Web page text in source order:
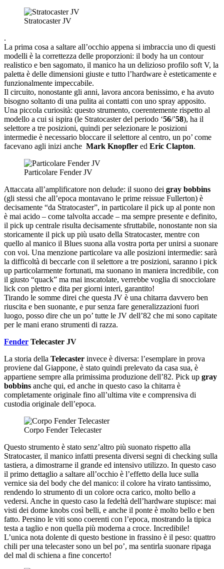
Stratocaster JV
.
La prima cosa a saltare all’occhio appena si imbraccia uno di questi
modelli è la correttezza delle proporzioni: il body ha un contour
realistico e ben sagomato, il manico ha un delizioso profilo soft V, la
paletta è delle dimensioni giuste e tutto l’hardware è esteticamente e
funzionalmente impeccabile.
Il circuito, nonostante gli anni, lavora ancora benissimo, e ha avuto
bisogno soltanto di una pulita ai contatti con uno spray apposito.
Una piccola curiosità: questo strumento, coerentemente rispetto al
modello a cui si ispira (le Stratocaster del periodo ‘56/’58), ha il
selettore a tre posizioni, quindi per selezionare le posizioni
intermedie è necessario bloccare il selettore al centro, un po’ come
facevano agli inizi anche Mark Knopfler ed Eric Clapton.
Particolare Fender JV
Attaccata all’amplificatore non delude: il suono dei gray bobbins
(gli stessi che all’epoca montavano le prime reissue Fullerton) è
decisamente “da Stratocaster”, in particolare il pick up al ponte non
è mai acido – come talvolta accade – ma sempre presente e definito,
il pick up centrale risulta decisamente sfruttabile, nonostante non sia
storicamente il pick up più usato della Stratocaster, mentre con
quello al manico il Blues suona alla vostra porta per unirsi a suonare
con voi. Una menzione particolare va alle posizioni intermedie: sarà
la difficoltà di beccarle con il selettore a tre posizioni, saranno i pick
up particolarmente fortunati, ma suonano in maniera incredibile, con
il giusto “quack” ma mai inscatolate, verrebbe voglia di snocciolare
lick con plettro e dita per giorni interi, garantito!
Tirando le somme direi che questa JV è una chitarra davvero ben
riuscita e ben suonante, e pur senza fare generalizzazioni fuori
luogo, posso dire che un po’ tutte le JV dell’82 che mi sono capitate
per le mani erano strumenti di razza.
Fender Telecaster JV
La storia della Telecaster invece è diversa: l’esemplare in prova
proviene dal Giappone, è stato quindi prelevato da casa sua, è
appartiene sempre alla primissima produzione dell’82. Pick up gray
bobbins anche qui, ed anche in questo caso la chitarra è
completamente originale fino all’ultima vite e comprensiva di
custodia originale dell’epoca.
Corpo Fender Telecaster
Questo strumento è stato senz’altro più suonato rispetto alla
Stratocaster, il manico infatti presenta diversi segni di checking sulla
tastiera, a dimostrarne il grande ed intensivo utilizzo. In questo caso
il primo dettaglio a saltare all’occhio è l’effetto della luce sulla
vernice sia del body che del manico: il colore ha virato tantissimo,
rendendo lo strumento di un colore ocra carico, molto bello a
vedersi. Anche in questo caso la fedeltà dell’hardware stupisce: mai
visti dei dome knobs così belli, e anche il ponte è molto bello e ben
fatto. Persino le viti sono coerenti con l’epoca, mostrando la tipica
testa a taglio e non quella più moderna a croce. Incredibile!
L’unica nota dolente di questo bestione in frassino è il peso: quattro
chili per una telecaster sono un bel po’, ma sentirla suonare ripaga
del mal di schiena a fine concerto!